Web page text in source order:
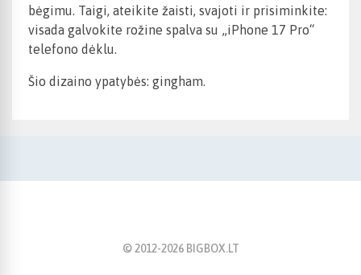
bėgimu. Taigi, ateikite žaisti, svajoti ir prisiminkite:
visada galvokite rožine spalva su „iPhone 17 Pro“
telefono dėklu.
Šio dizaino ypatybės: gingham.
© 2012-2026BIGBOX.LT